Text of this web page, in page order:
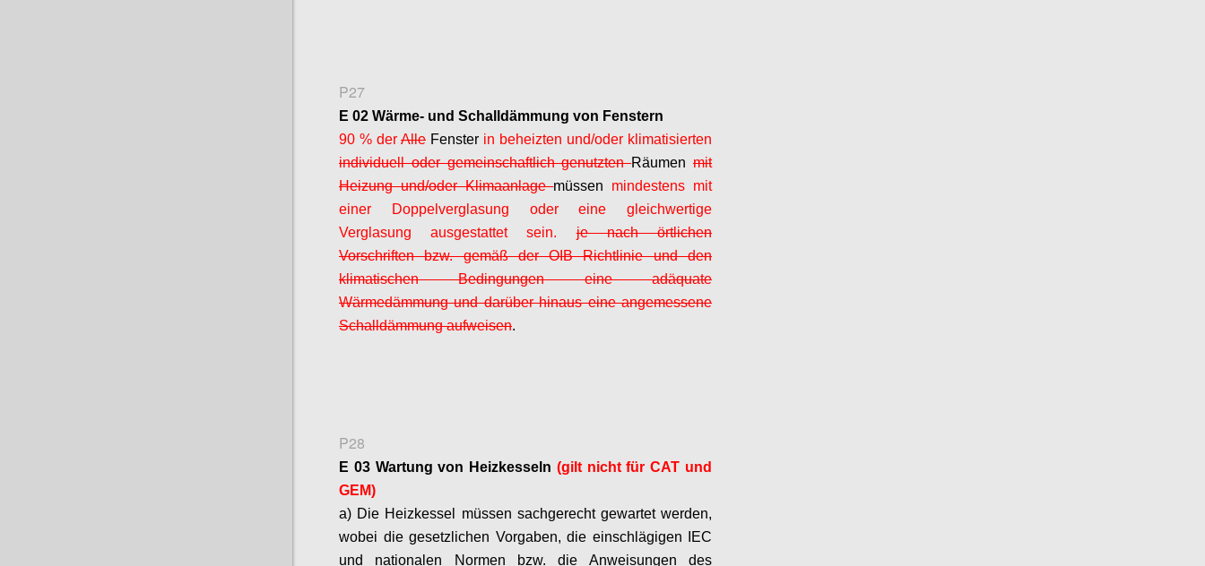
P27
E 02 Wärme- und Schalldämmung von Fenstern
90 % der Alle Fenster in beheizten und/oder klimatisierten
individuell oder gemeinschaftlich genutztenRäumenmit
Heizung und/oder Klimaanlagemüssen mindestens mit
einer Doppelverglasung oder eine gleichwertige
Verglasung ausgestattet sein.je nach örtlichen
Vorschriften bzw. gemäß der OIB Richtlinie und den
klimatischen Bedingungen eine adäquate
Wärmedämmung und darüber hinaus eine angemessene
Schalldämmung aufweisen.
P28
E 03 Wartung von Heizkesseln (gilt nicht für CAT und
GEM)
a) Die Heizkessel müssen sachgerecht gewartet werden,
wobei die gesetzlichen Vorgaben, die einschlägigen IEC
und nationalen Normen bzw. die Anweisungen des